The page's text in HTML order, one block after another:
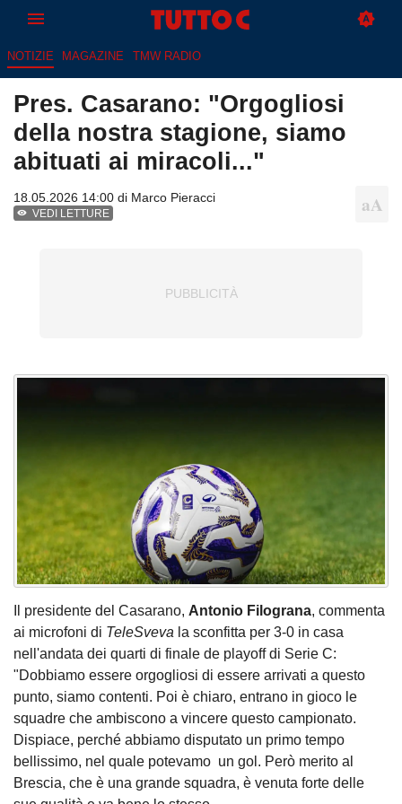
NOTIZIE MAGAZINE TMW RADIO
Pres. Casarano: "Orgogliosi
della nostra stagione, siamo
abituati ai miracoli..."
18.05.2026 14:00 di Marco Pieracci
VEDI LETTURE
Il presidente del Casarano, Antonio Filograna, commenta
ai microfoni di TeleSveva la sconfitta per 3-0 in casa
nell'andata dei quarti di finale de playoff di Serie C:
"Dobbiamo essere orgogliosi di essere arrivati a questo
punto, siamo contenti. Poi è chiaro, entrano in gioco le
squadre che ambiscono a vincere questo campionato.
Dispiace, perché abbiamo disputato un primo tempo
bellissimo, nel quale potevamo un gol. Però merito al
Brescia, che è una grande squadra, è venuta forte delle